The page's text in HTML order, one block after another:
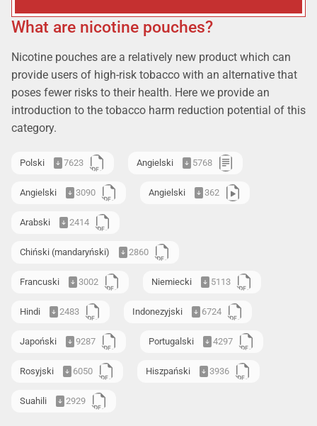
What are nicotine pouches?
Nicotine pouches are a relatively new product which can
provide users of high-risk tobacco with an alternative that
poses fewer risks to their health. Here we provide an
introduction to the tobacco harm reduction potential of this
category.
Polski 7623 Angielski 5768
Angielski 3090 Angielski 362
Arabski 2414
Chiński (mandaryński) 2860
Francuski 3002 Niemiecki 5113
Hindi 2483 Indonezyjski 6724
Japoński 9287 Portugalski 4297
Rosyjski 6050 Hiszpański 3936
Suahili 2929